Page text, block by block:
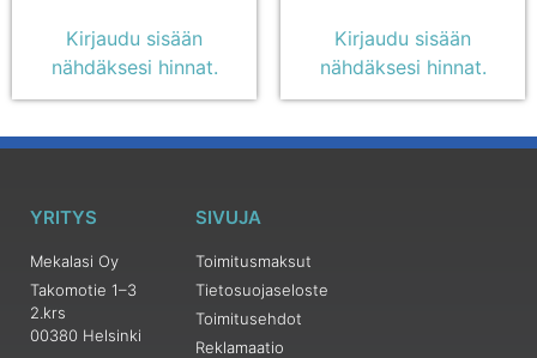
Kirjaudu sisään
nähdäksesi hinnat.
Kirjaudu sisään
nähdäksesi hinnat.
YRITYS
Mekalasi Oy
Takomotie 1–3
2.krs
00380 Helsinki
SIVUJA
Toimitusmaksut
Tietosuojaseloste
Toimitusehdot
Reklamaatio